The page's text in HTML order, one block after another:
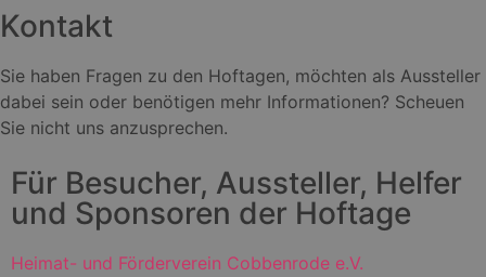
Kontakt
Sie haben Fragen zu den Hoftagen, möchten als Aussteller
dabei sein oder benötigen mehr Informationen? Scheuen
Sie nicht uns anzusprechen.
Für Besucher, Aussteller, Helfer
und Sponsoren der Hoftage
Heimat- und Förderverein Cobbenrode e.V.